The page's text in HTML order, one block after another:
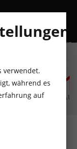
MO
10
AUGUST
Johann
verwendet.
während es
auf